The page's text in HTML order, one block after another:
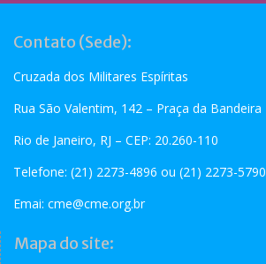
Contato (Sede):
Cruzada dos Militares Espíritas
Rua São Valentim, 142 – Praça da Bandeira
Rio de Janeiro, RJ – CEP: 20.260-110
Telefone: (21) 2273-4896 ou (21) 2273-5790
Emai: cme@cme.org.br
Mapa do site: